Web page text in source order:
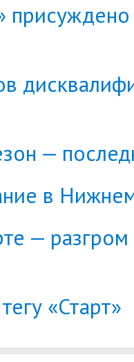
—
в
—
«Старт»